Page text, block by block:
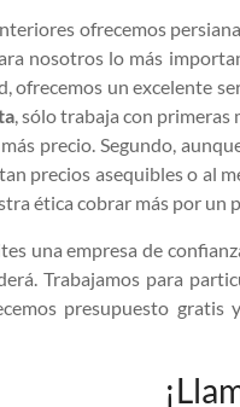
ofrecemos
nosotros lo más
ofrecemos un excelente
, sólo trabaja con
precio. Segundo,
precios asequibles o al
ética cobrar más por un
una empresa de
Trabajamos para
presupuesto